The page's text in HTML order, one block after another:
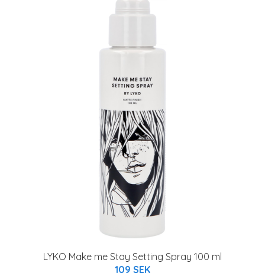
LYKO Make me Stay Setting Spray 100 ml
109 SEK